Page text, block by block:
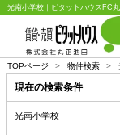
光南小学校｜ピタットハウスFC丸
TOPページ > 物件検索 >
現在の検索条件
光南小学校